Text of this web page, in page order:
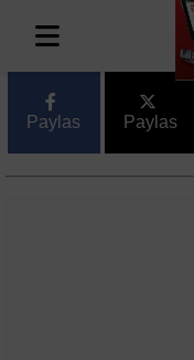
Paylas Paylas